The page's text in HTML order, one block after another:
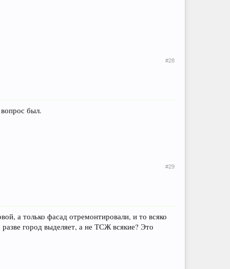
#28
был.
#29
а только фасад отремонтировали, и то всяко
город выделяет, а не ТСЖ всякие? Это